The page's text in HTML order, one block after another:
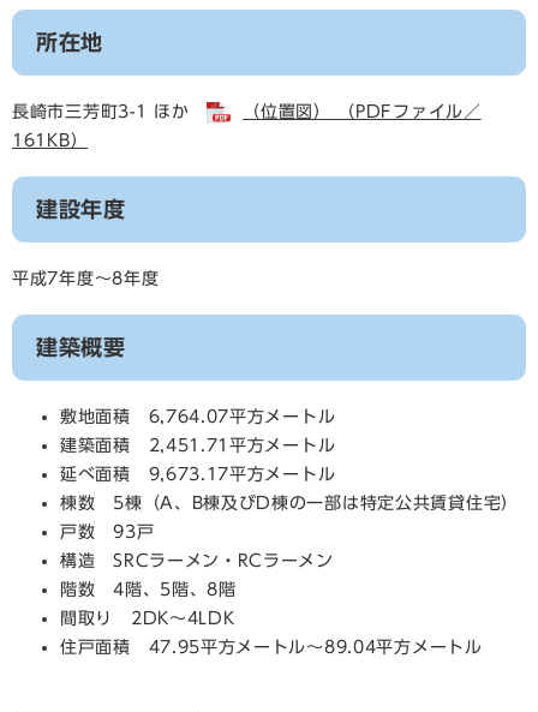
所在地
長崎市三芳町3-1 ほか
（位置図） （PDFファイル／
161KB）
建設年度
平成7年度～8年度
建築概要
敷地面積 6,764.07平方メートル
建築面積 2,451.71平方メートル
延べ面積 9,673.17平方メートル
棟数 5棟（A、B棟及びD棟の一部は特定公共賃貸住宅）
戸数 93戸
構造 SRCラーメン・RCラーメン
階数 4階、5階、8階
間取り 2DK～4LDK
住戸面積 47.95平方メートル～89.04平方メートル